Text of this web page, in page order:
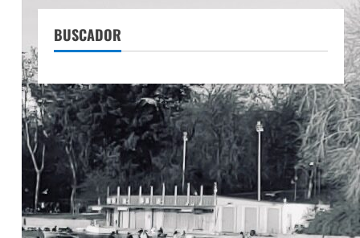
BUSCADOR